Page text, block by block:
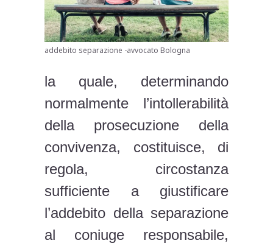
addebito separazione -avvocato Bologna
la quale, determinando
normalmente l’intollerabilità
della prosecuzione della
convivenza, costituisce, di
regola, circostanza
sufficiente a giustificare
l’addebito della separazione
al coniuge responsabile,